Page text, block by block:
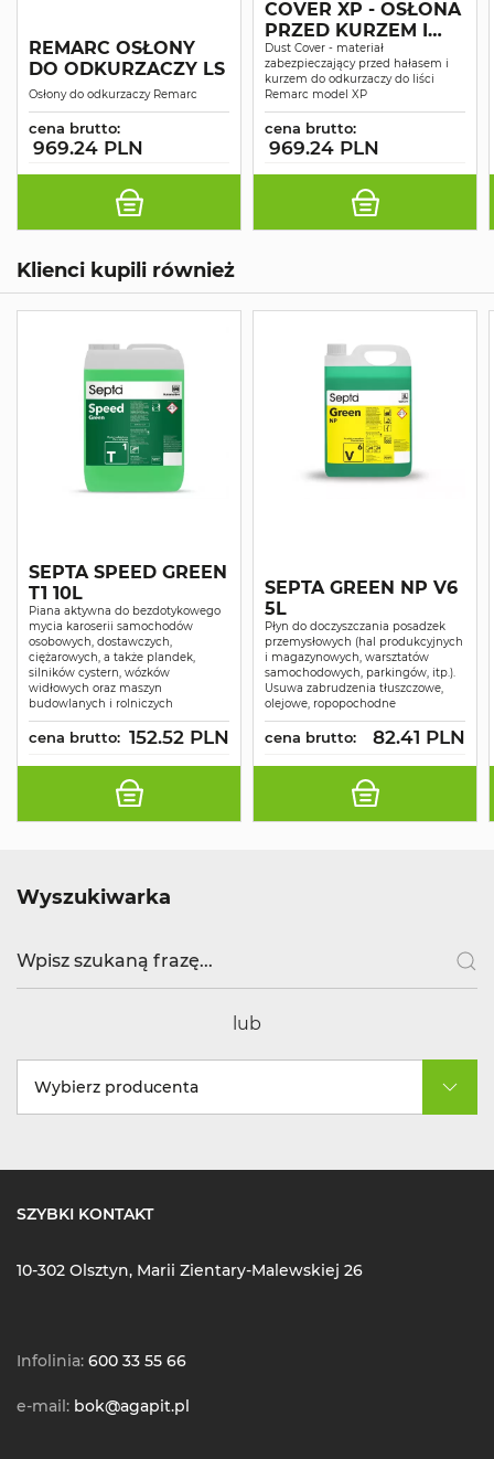
REMARC OSŁONY
DO ODKURZACZY LS
Osłony do odkurzaczy Remarc
cena brutto:
969.24 PLN
COVER XP - OSŁONA
PRZED KURZEM I
HAŁASEM
Dust Cover - materiał
zabezpieczający przed hałasem i
kurzem do odkurzaczy do liści
Remarc model XP
cena brutto:
969.24 PLN
Klienci kupili również
SEPTA SPEED GREEN
T1 10L
Piana aktywna do bezdotykowego
mycia karoserii samochodów
osobowych, dostawczych,
ciężarowych, a także plandek,
silników cystern, wózków
widłowych oraz maszyn
budowlanych i rolniczych
cena brutto: 152.52 PLN
SEPTA GREEN NP V6
5L
Płyn do doczyszczania posadzek
przemysłowych (hal produkcyjnych
i magazynowych, warsztatów
samochodowych, parkingów, itp.).
Usuwa zabrudzenia tłuszczowe,
olejowe, ropopochodne
cena brutto: 82.41 PLN
Wyszukiwarka
lub
Wybierz producenta
SZYBKI KONTAKT
10-302 Olsztyn, Marii Zientary-Malewskiej 26
Infolinia: 600 33 55 66
e-mail: bok@agapit.pl